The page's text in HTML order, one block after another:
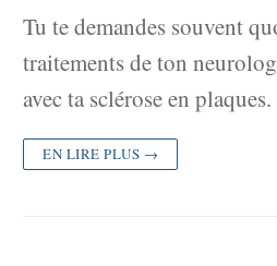
Tu te demandes souvent
traitements de ton
avec ta sclérose en
EN LIRE PLUS →